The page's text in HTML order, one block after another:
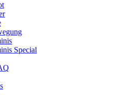
Special